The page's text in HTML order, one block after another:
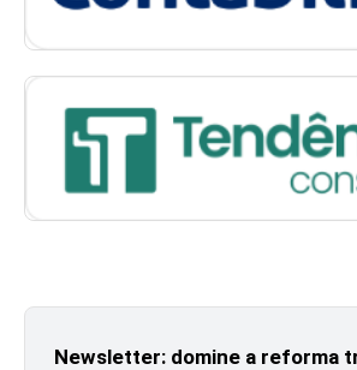
Newsletter: domine a reforma